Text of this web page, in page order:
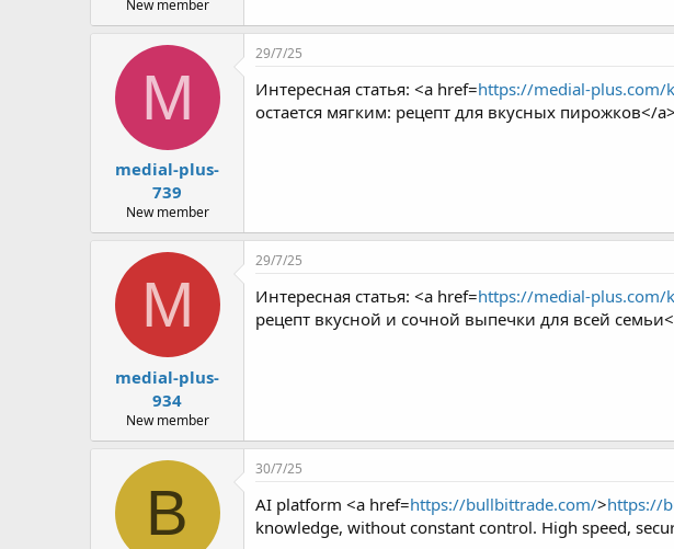
New member
M
medial-plus-
739
New member
29/7/25
Интересная статья: <a href=https://medial-plus.com/
остается мягким: рецепт для вкусных пирожков</a>
M
medial-plus-
934
New member
29/7/25
Интересная статья: <a href=https://medial-plus.com/
рецепт вкусной и сочной выпечки для всей
B
30/7/25
AI platform <a href=https://bullbittrade.com/>https://
knowledge, without constant control. High speed,